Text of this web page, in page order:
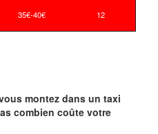
35€-40€ 12
montez dans un taxi
combien coûte votre